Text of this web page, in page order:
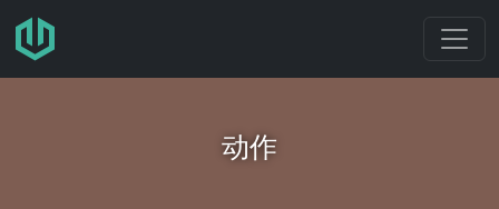
跳转至主要内容
动作